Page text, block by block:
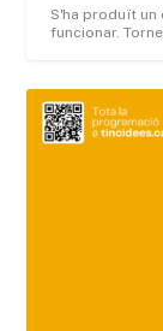
S'ha produït un
funcionar.